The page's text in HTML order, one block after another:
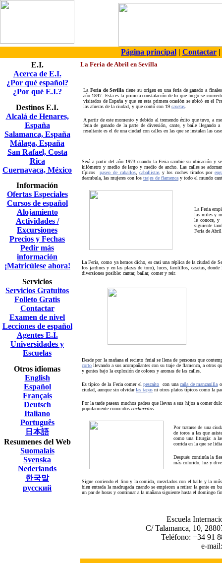
Página principal | Contactar |
E.I.
Acerca de E.I.
¿Por qué español?
¿Por qué E.I.?
Destinos E.I.
Alcalá de Henares,
España
Salamanca, España
Málaga, España
San Rafael, Costa
Rica
Cuernavaca, México
Información
Ofertas Especiales
Cursos de español
Alojamiento
Actividades /
Excursiones
Precios y Fechas
Pedir más
información
¡Matricúlese ahora!
Servicios
Servicios Gratuitos
Folleto Gratis
Contactar
Examen de nivel
Lecciones de español
Agentes E.I.
Universidades y
Escuelas
Otros idiomas
English
Español
Français
Deutsch
Italiano
Português
日本語
Resumenes del Web
Suomalais
Svenska
Nederlands
한국말
русский
La Feria de Abril en Sevilla
La Feria de Sevilla tiene su origen en una feria de ganado a
año 1847. Esta es la primera constatación de lo que luego se
visitados de España y que en esta primera ocasión se ubicó en el
las afueras de la ciudad, y que contó con 19 casetas
A partir de este momento y debido al tremendo éxito que tuvo, a
feria de ganado de la parte de diversión, cante, y baile llegando
resultante es el de una ciudad con calles en las que se instalan las
Será a partir del año 1973 cuando la Feria cambie su ubicación y
kilómetro y medio de largo y medio de ancho. Las calles se
típicospaseo de caballos,caballistas y los coches tirados por
deambula, las mujeres con los trajes de flamenca y todo el mundo
La Feria
las miles y
le conoce, y
siguiente
Feria de Abril
La Feria, como ya hemos dicho, es casi una réplica de la ciudad de
los jardines y en las plazas de toro), luces, farolillos, casetas,
diversiones posible: cantar, bailar, comer y reír.
Desde por la mañana el recinto ferial se llena de personas que
corto llevando a sus acompañantes con su traje de flamenca, a otros
y gentes bajo la explosión de colores y aromas de las calles.
Es típico de la Feria comer elpescaíto con unacaña de manzanilla
ciudad, aunque sin olvidarlas tapas ni otros platos típicos como la
Por la tarde pasean muchos padres que llevan a sus hijos a comer
popularmente conocidos cacharritos
Por tratarse de una
de toros a las que
como una liturgia: a
corrida en la que se
Después continúa la
más colorido, luz y
Sigue corriendo el fino y la comida, mezclados con el baile y la
bien entrada la madrugada cuando se empiecen a retirar la gente en
un par de horas y continuar a la mañana siguiente hasta el domingo
Escuela
C/ Talamanca, 10,
Teléfono: +34 91
e-